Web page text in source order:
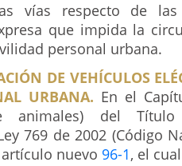
vías respecto de
que impida la
personal urbana.
DE VEHÍCULOS
URBANA. En el
animales) del
769 de 2002 (Código
nuevo 96-1, el